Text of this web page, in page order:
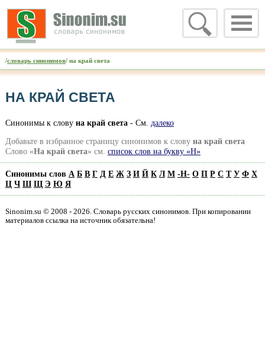
/словарь синонимов/ на край света
НА КРАЙ СВЕТА
Синонимы к слову на край света- См. далеко
Добавьте в избранное страницу синонимов к слову на край света
Слово «На край света» см. список слов на букву «Н»
Синонимы слов А Б В Г Д Е Ж З И Й К Л М -Н- О П Р С Т У Ф Х
Ц Ч Ш Щ Э Ю Я
Sinonim.su © 2008 - 2026. Словарь русских синонимов. При копировании
материалов ссылка на источник обязательна!